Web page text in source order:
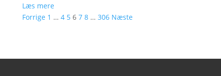
Læs mere
Forrige 1 … 4 5 6 7 8 … 306 Næste